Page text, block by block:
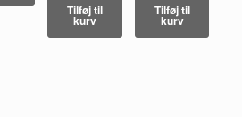
Tilføj til
kurv
Tilføj til
kurv